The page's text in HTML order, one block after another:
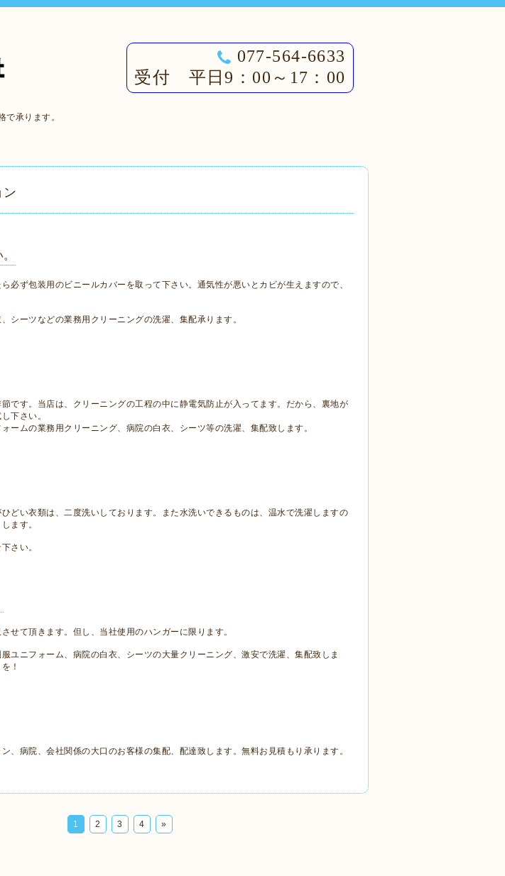
承ります。
077-564-6633
受付 平日9：00～17：00
ン
必ず包装用のビニールカバーを取って下さい。通気性が悪いとカビが生えますので、
シーツなどの業務用クリーニングの洗濯、集配承ります。
です。当店は、クリーニングの工程の中に静電気防止が入ってます。だから、裏地が
下さい。
ームの業務用クリーニング、病院の白衣、シーツ等の洗濯、集配致します。
どい衣類は、二度洗いしております。また水洗いできるものは、温水で洗濯しますの
ます。
さい。
せて頂きます。但し、当社使用のハンガーに限ります。
ユニフォーム、病院の白衣、シーツの大量クリーニング、激安で洗濯、集配致しま
！
、病院、会社関係の大口のお客様の集配、配達致します。無料お見積もり承ります。
1 2 3 4 »